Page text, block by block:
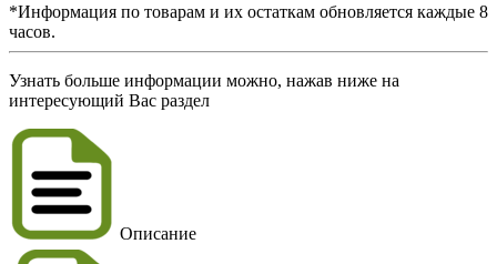
*Информация по товарам и их остаткам обновляется каждые 8
часов.
Узнать больше информации можно, нажав ниже на
интересующий Вас раздел
Описание